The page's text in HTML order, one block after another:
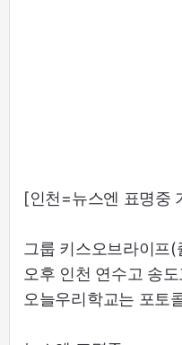
[인천=뉴스엔 표명중
그룹 키스오브라이프
오후 인천 연수고 송
오늘우리학교는 포토